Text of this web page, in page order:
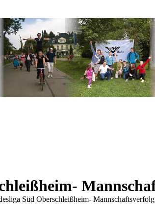
Süd Oberschleißheim-